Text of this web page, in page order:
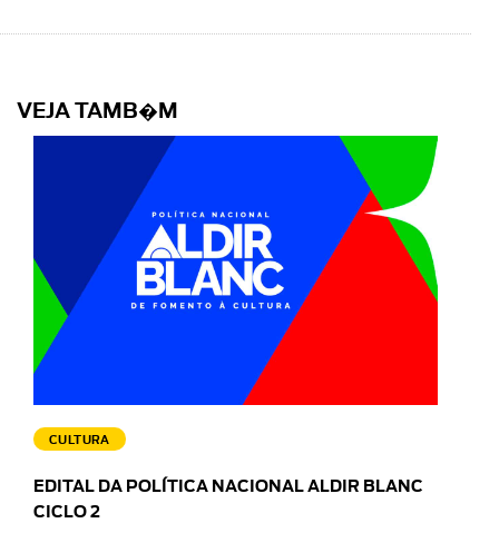
VEJA TAMB�M
CULTURA
EDITAL DA POLÍTICA NACIONAL ALDIR BLANC
CICLO 2